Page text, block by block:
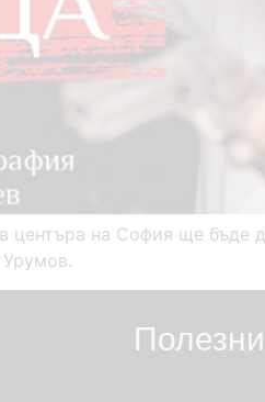
центъра на София ще бъде